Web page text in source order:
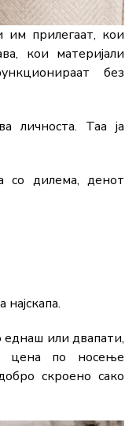
прилегаат, кои
кои материјали
без
личноста. Таа ја
со дилема, денот
најскапа.
еднаш или двапати,
цена по носење
скроено сако